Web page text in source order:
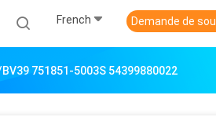
French Demande de
751851-5003S 54399880022